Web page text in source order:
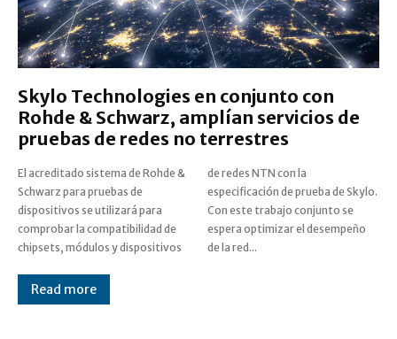
Skylo Technologies en conjunto con
Rohde & Schwarz, amplían servicios de
pruebas de redes no terrestres
El acreditado sistema de Rohde &
Schwarz para pruebas de
dispositivos se utilizará para
comprobar la compatibilidad de
chipsets, módulos y dispositivos
de redes NTN con la
especificación de prueba de Skylo.
Con este trabajo conjunto se
espera optimizar el desempeño
de la red...
Read more